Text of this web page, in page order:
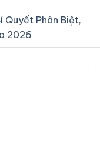
Quyết Phân Biệt,
2026